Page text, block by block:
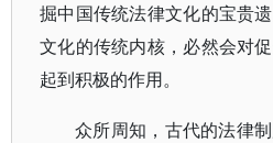
掘中国传统法律文化的宝贵
文化的传统内核，必然会对
起到积极的作用。
众所周知，古代的法律